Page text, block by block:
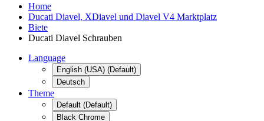
Home
Ducati Diavel, XDiavel und Diavel V4 Marktplatz
Biete
Ducati Diavel Schrauben
Language
English (USA) (Default)
Deutsch
Theme
Default (Default)
Black Chrome